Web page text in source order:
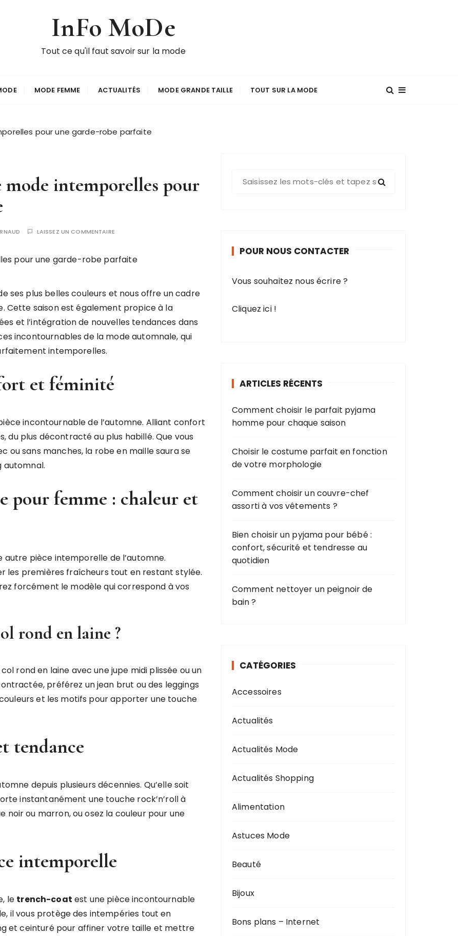
InFo MoDe
Tout ce qu'il faut savoir sur la mode
MODE FEMME ACTUALITÉS MODE GRANDE TAILLE TOUT SUR LA MODE
pour une garde-robe parfaite
mode intemporelles pour
LAISSEZ UN COMMENTAIRE
ses plus belles couleurs et nous offre un cadre
Cette saison est également propice à la
et l’intégration de nouvelles tendances dans
incontournables de la mode automnale, qui
intemporelles.
et féminité
incontournable de l’automne. Alliant confort
du plus décontracté au plus habillé. Que vous
ou sans manches, la robe en maille saura se
automnal.
pour femme : chaleur et
autre pièce intemporelle de l’automne.
les premières fraîcheurs tout en restant stylée.
forcément le modèle qui correspond à vos
rond en laine ?
rond en laine avec une jupe midi plissée ou un
préférez un jean brut ou des leggings
et les motifs pour apporter une touche
tendance
depuis plusieurs décennies. Qu’elle soit
instantanément une touche rock’n’roll à
noir ou marron, ou osez la couleur pour une
intemporelle
le trench-coat est une pièce incontournable
il vous protège des intempéries tout en
et ceinturé pour affiner votre taille et mettre
e
o
POUR NOUS CONTACTER
Vous souhaitez nous écrire ?
Cliquez ici !
ARTICLES RÉCENTS
Comment choisir le parfait pyjama
homme pour chaque saison
Choisir le costume parfait en fonction
de votre morphologie
Comment choisir un couvre-chef
assorti à vos vêtements ?
Bien choisir un pyjama pour bébé :
confort, sécurité et tendresse au
quotidien
Comment nettoyer un peignoir de
bain ?
CATÉGORIES
Accessoires
Actualités
Actualités Mode
Actualités Shopping
Alimentation
Astuces Mode
Beauté
Bijoux
Bons plans – Internet